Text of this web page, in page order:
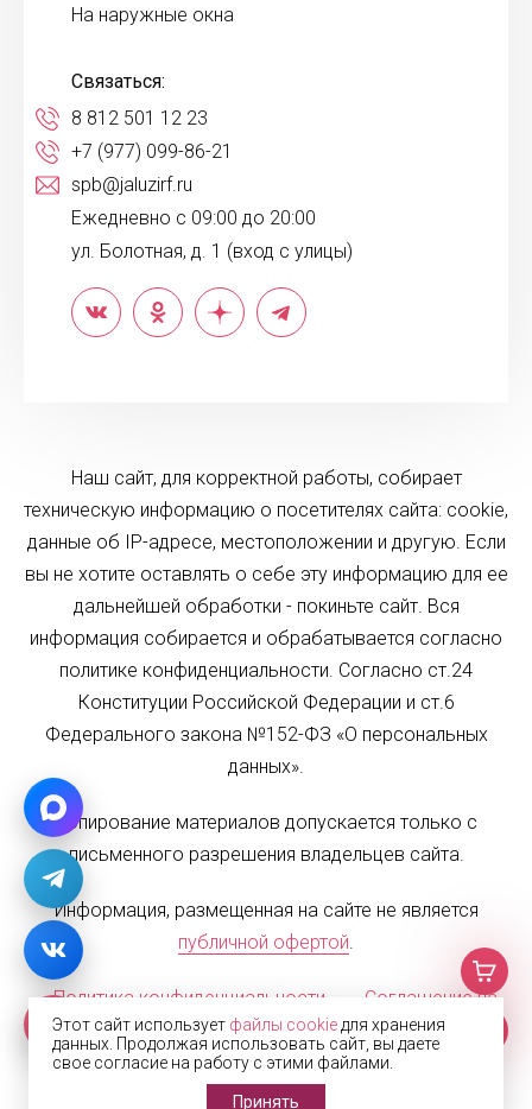
На наружные окна
Связаться:
8 812 501 12 23
+7 (977) 099-86-21
spb@jaluzirf.ru
Ежедневно с 09:00 до 20:00
ул. Болотная, д. 1 (вход с улицы)
Наш сайт, для корректной работы, собирает
техническую информацию о посетителях сайта: cookie,
данные об IP-адресе, местоположении и другую. Если
вы не хотите оставлять о себе эту информацию для ее
дальнейшей обработки - покиньте сайт. Вся
информация собирается и обрабатывается согласно
политике конфиденциальности. Согласно ст.24
Конституции Российской Федерации и ст.6
Федерального закона №152-ФЗ «О персональных
данных».
Копирование материалов допускается только с
письменного разрешения владельцев сайта.
Информация, размещенная на сайте не является
публичной офертой.
Политика конфиденциальности
Соглашение на
обработку персональных данных
Карта сайта
© 2002—2026 Жалюзи.РФ
Этот сайт использует файлы cookie для хранения
данных. Продолжая использовать сайт, вы даете
свое согласие на работу с этими файлами.
Принять